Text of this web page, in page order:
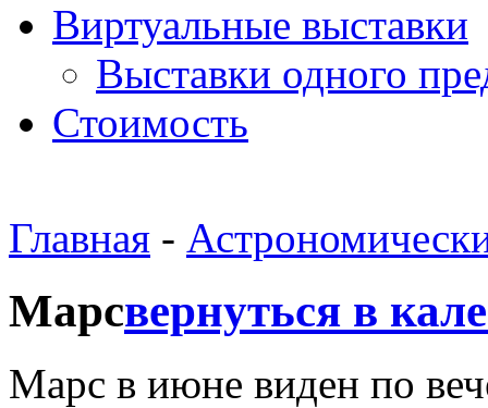
Виртуальные выставки
Выставки одного
Стоимость
Главная -
Марсвернуться в
Марс в июне виден по